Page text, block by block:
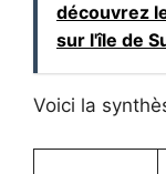
découvrez
sur l'île de
Voici la